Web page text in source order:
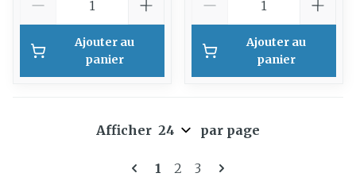
Ajouter au
panier
Ajouter au
panier
Pages
Vous lisez actuellement la
1 Page
2 Page
3
Afficher par page